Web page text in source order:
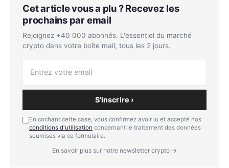
Cet article vous a plu ? Recevez les
prochains par email
Rejoignez +40 000 abonnés. L'essentiel du marché
crypto dans votre boîte mail, tous les 2 jours.
S'inscrire ›
En cochant cette case, vous confirmez avoir lu et accepté nos
conditions d'utilisation concernant le traitement des données
soumises via ce formulaire.
En savoir plus sur notre newsletter crypto →